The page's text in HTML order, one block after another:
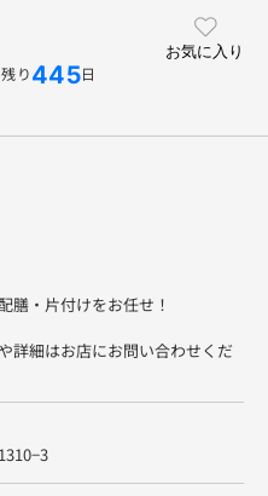
残り445日
お気に入り
膳・片付けをお任せ！
詳細はお店にお問い合わせくだ